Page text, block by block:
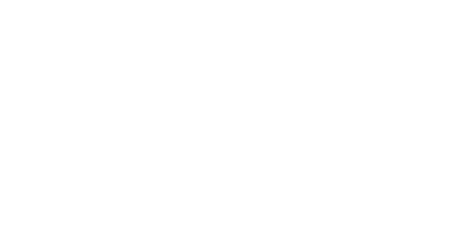
místní kultury.
japonská, mořské plody), 3 bary, kavárna, bazén, dětský bazének, dětský klub, SPA, posilovna, centrum vodních sportů, potápěčské